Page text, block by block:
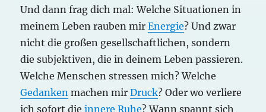
Und dann frag dich mal: Welche Situationen in
meinem Leben rauben mirEnergie? Und zwar
nicht die großen gesellschaftlichen, sondern
die subjektiven, die in deinem Leben passieren.
Welche Menschen stressen mich? Welche
Gedanken machen mirDruck? Oder wo verliere
ich sofort dieinnere Ruhe? Wann spannt sich